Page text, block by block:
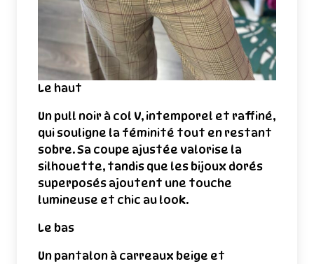
Le haut
Un pull noir à col V, intemporel et raffiné,
qui souligne la féminité tout en restant
sobre. Sa coupe ajustée valorise la
silhouette, tandis que les bijoux dorés
superposés ajoutent une touche
lumineuse et chic au look.
Le bas
Un pantalon à carreaux beige et